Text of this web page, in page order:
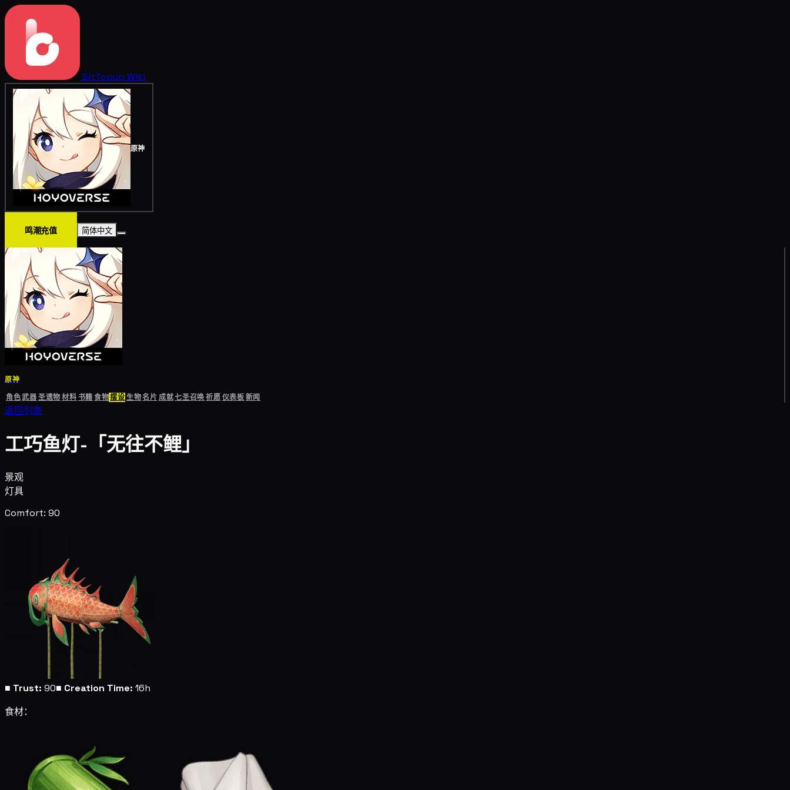
BitTopup Wiki
原神
鸣潮充值 简体中文
原神
角色武器圣遗物材料书籍食物摆设生物名片成就七圣召唤祈愿仪表板新闻
返回列表
工巧鱼灯-「无往不鲤」
景观
灯具
Comfort: 90
■ Trust: 90■ Creation Time: 16h
食材：